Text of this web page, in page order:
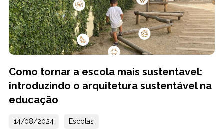
Como tornar a escola mais sustentavel:
introduzindo o arquitetura sustentável na
educação
14/08/2024 Escolas